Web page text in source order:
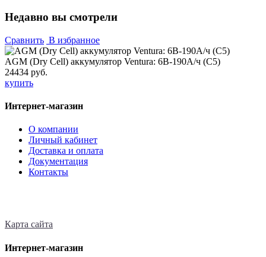
Недавно вы смотрели
Сравнить В избранное
AGM (Dry Cell) аккумулятор Ventura: 6В-190А/ч (С5)
24434 руб.
купить
Интернет-магазин
О компании
Личный кабинет
Доставка и оплата
Документация
Контакты
Карта сайта
Интернет-магазин